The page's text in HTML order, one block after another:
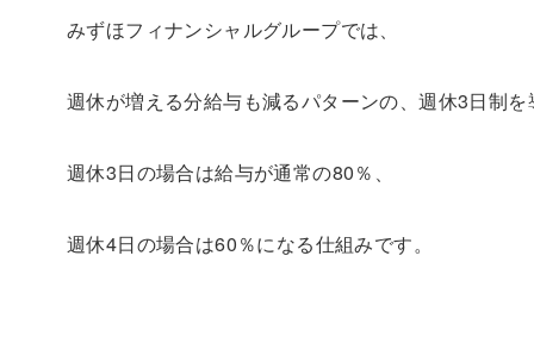
みずほフィナンシャルグループでは、
週休が増える分給与も減るパターンの、週休3日制を
週休3日の場合は給与が通常の80％、
週休4日の場合は60％になる仕組みです。